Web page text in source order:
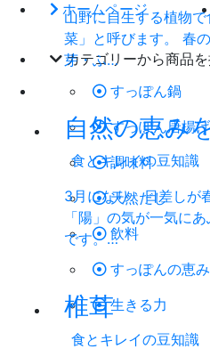
ホームページ
カテゴリーから商品
すっぽん鍋
すっぽん唐揚げ
調味料
天然だし
飲料
すっぽんの恵み
生きる力
山野に自生する植物
菜」と呼びます。 春
芽・ふ…
自然の恵み
食とキレイの豆知識
3月になり、日差しが
「陽」の気が一気に
です。…
椎茸
食とキレイの豆知識